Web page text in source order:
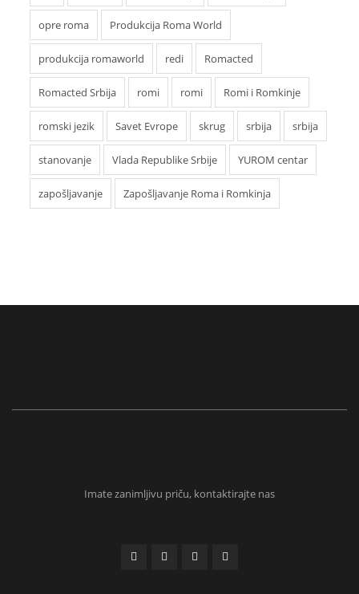
opre roma Produkcija Roma World
produkcija romaworld redi Romacted
Romacted Srbija romi romi Romi i Romkinje
romski jezik Savet Evrope skrug srbija srbija
stanovanje Vlada Republike Srbije YUROM centar
zapošljavanje Zapošljavanje Roma i Romkinja
Imate zanimljivu priču, kontaktirajte nas